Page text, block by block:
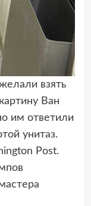
взять
Ван
им ответили
унитаз.
Post.